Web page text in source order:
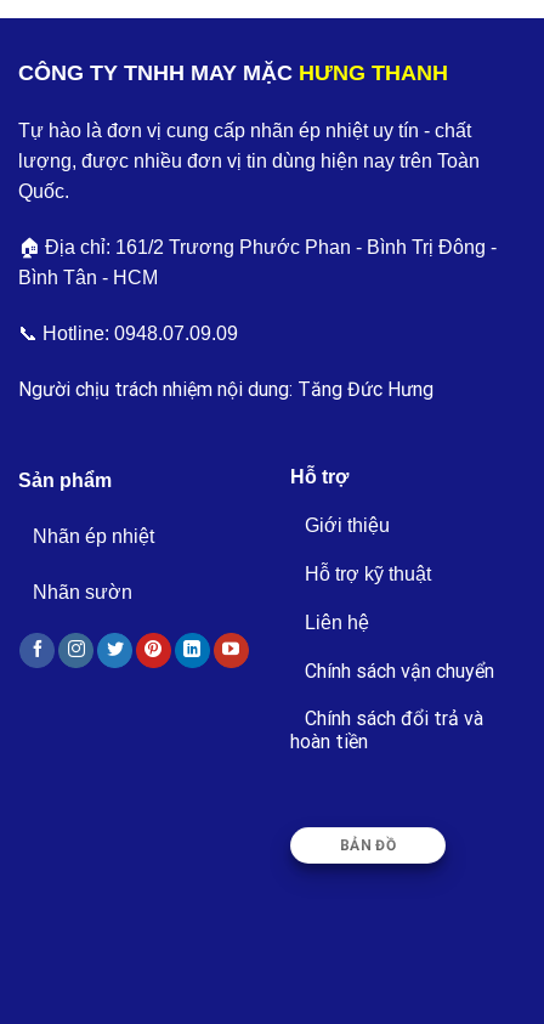
CÔNG TY TNHH MAY MẶC HƯNG THANH
Tự hào là đơn vị cung cấp nhãn ép nhiệt uy tín - chất
lượng, được nhiều đơn vị tin dùng hiện nay trên Toàn
Quốc.
🏠 Địa chỉ: 161/2 Trương Phước Phan - Bình Trị Đông -
Bình Tân - HCM
📞 Hotline: 0948.07.09.09
Người chịu trách nhiệm nội dung: Tăng Đức Hưng
Sản phẩm
Nhãn ép nhiệt
Nhãn sườn
Hỗ trợ
Giới thiệu
Hỗ trợ kỹ thuật
Liên hệ
Chính sách vận chuyển
Chính sách đổi trả và
hoàn tiền
BẢN ĐỒ